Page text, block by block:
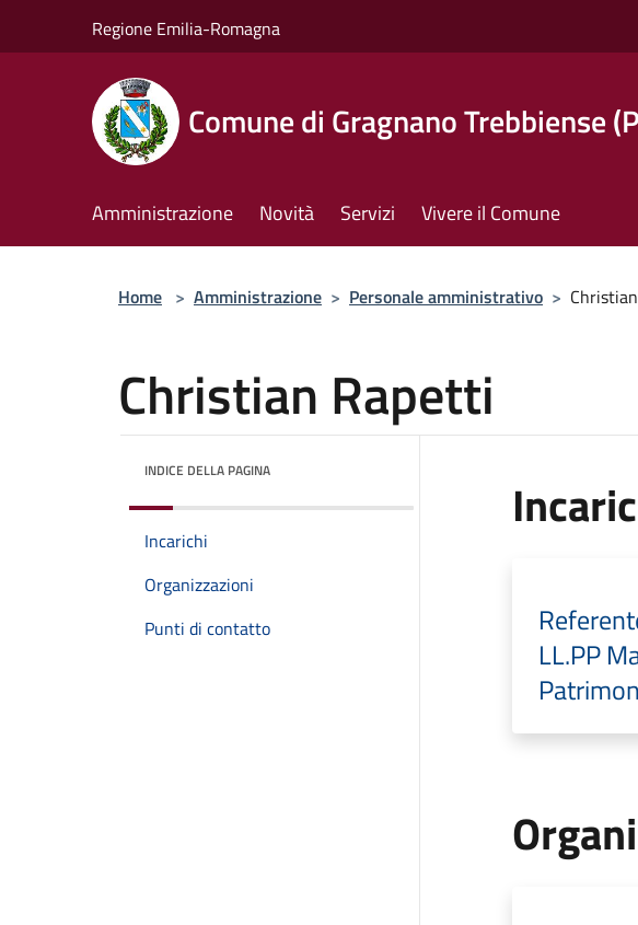
Regione Emilia-Romagna
Comune di Gragnano Trebbiense
Amministrazione Novità Servizi Vivere il Comune
Home > Amministrazione > Personale amministrativo >
Christian Rapetti
INDICE DELLA PAGINA
Incarichi
Organizzazioni
Punti di contatto
LL.PP